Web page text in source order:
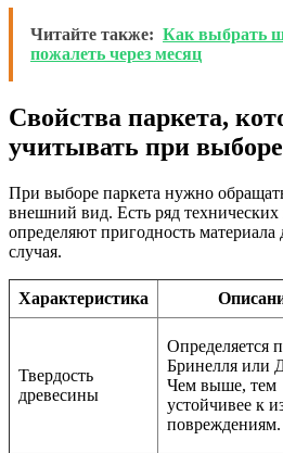
Читайте также: Как выбрать
пожалеть через месяц
Свойства паркета,
учитывать при выборе
При выборе паркета нужно
внешний вид. Есть ряд технических
определяют пригодность материала
случая.
Характеристика
Твердость
древесины
Определяется
Бринелля или
Чем выше, тем
устойчивее к
повреждениям.